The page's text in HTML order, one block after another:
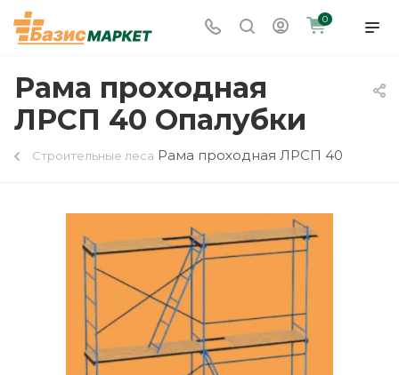
0
Рама проходная
ЛРСП 40 Опалубки
Строительные леса Рама проходная ЛРСП 40